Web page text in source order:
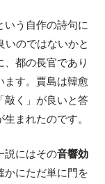
いう自作の詩句に
いのではないかと
都の長官であり
ます。賈島は韓愈
敲く」が良いと答
まれたのです。
説にはその音響効
かにただ単に門を